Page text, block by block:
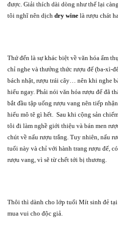
được. Giải thích dài dòng như thế lại
tôi nghĩ nên dịch dry wine là rượu chát
Thứ đến là sự khác biệt về văn hóa ẩm
chỉ nghe và thưởng thức rượu đế (ba-xì-
bách nhật, rượu trái cây… nên khi nghe
hiểu ngay. Phải nói văn hóa rượu đế đã
bắt đầu tập uống rượu vang nên tiếp
hiểu mô tê gì hết. Sau khi cộng sản
tôi đi làm nghề giới thiệu và bán men
chút về nấu rượu trắng. Tuy nhiên, nấu
tuổi này và chỉ với hành trang rượu đế,
rượu vang, vì sẽ từ chết tới bị thương.
Thôi thì dành cho lớp tuổi Mít sinh đẻ
mua vui cho độc giả.